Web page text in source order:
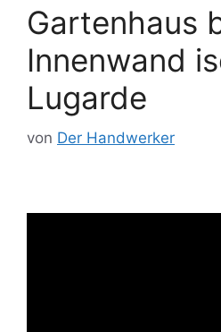
Gartenhaus
Innenwand
Lugarde
von Der Handwerker